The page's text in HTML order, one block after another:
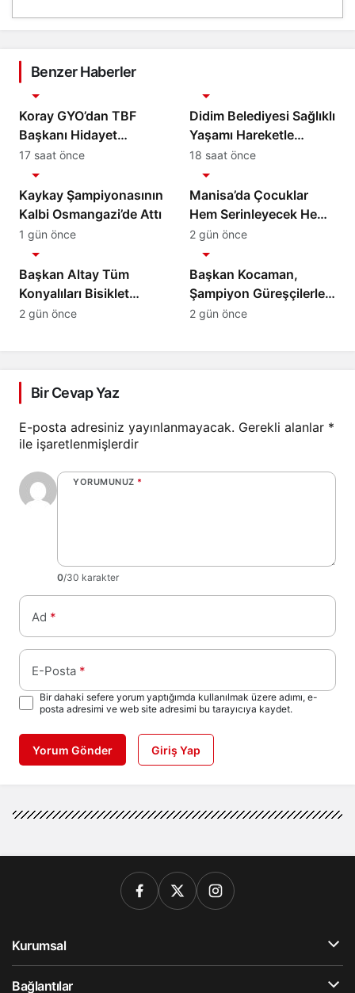
Benzer Haberler
Koray GYO’dan TBF
Başkanı Hidayet
Türkoğlu’na ziyaret
17 saat önce
Didim Belediyesi Sağlıklı
Yaşamı Hareketle
Destekliyor
18 saat önce
Kaykay Şampiyonasının
Kalbi Osmangazi’de Attı
1 gün önce
Manisa’da Çocuklar
Hem Serinleyecek Hem
Yüzme Öğrenecek
2 gün önce
Başkan Altay Tüm
Konyalıları Bisiklet
Festivali’ne Davet Etti
Spor
2 gün önce
Başkan Kocaman,
Şampiyon Güreşçilerle
Buluştu
Spor
2 gün önce
Bir Cevap Yaz
E-posta adresiniz yayınlanmayacak. Gerekli alanlar *
ile işaretlenmişlerdir
YORUMUNUZ *
0/30 karakter
Ad *
E-Posta *
Bir dahaki sefere yorum yaptığımda kullanılmak üzere adımı, e-
posta adresimi ve web site adresimi bu tarayıcıya kaydet.
Yorum Gönder Giriş Yap
Kurumsal
Bağlantılar